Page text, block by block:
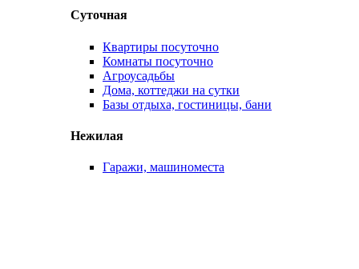
Суточная
Квартиры посуточно
Комнаты посуточно
Агроусадьбы
Дома, коттеджи на сутки
Базы отдыха, гостиницы, бани
Нежилая
Гаражи, машиноместа